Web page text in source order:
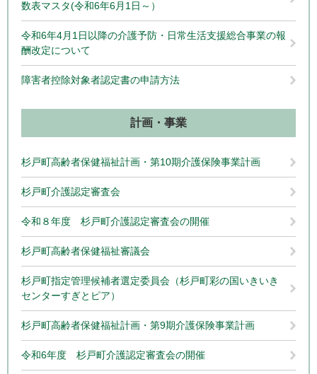
数表マスタ(令和6年6月1日～）
令和6年4月1日以降の介護予防・日常生活支援総合事業の報
酬改定について
障害者控除対象者認定書の申請方法
計画・事業
杉戸町高齢者保健福祉計画・第10期介護保険事業計画
杉戸町介護認定審査会
令和８年度 杉戸町介護認定審査会の開催
杉戸町高齢者保健福祉審議会
杉戸町指定管理候補者選定委員会（杉戸町彩の国いきいき
センターすぎとピア）
杉戸町高齢者保健福祉計画・第9期介護保険事業計画
令和6年度 杉戸町介護認定審査会の開催